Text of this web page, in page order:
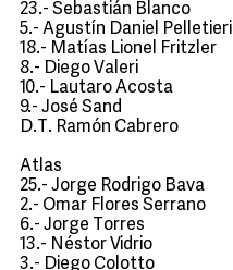
23.- Sebastián Blanco
5.- Agustín Daniel Pelletieri
18.- Matías Lionel Fritzler
8.- Diego Valeri
10.- Lautaro Acosta
9.- José Sand
D.T. Ramón Cabrero
Atlas
25.- Jorge Rodrigo Bava
2.- Omar Flores Serrano
6.- Jorge Torres
13.- Néstor Vidrio
3.- Diego Colotto